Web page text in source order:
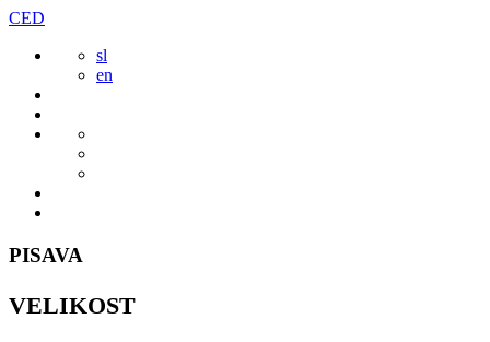
Preskoči
vsebine
CED
sl
en
PISAVA
VELIKOST